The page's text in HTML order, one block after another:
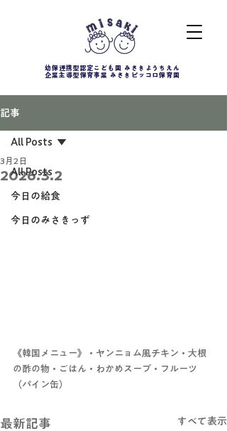
幼保連携型認定こども園 みさきようちえん
企業主導型保育事業 みさきピッコロ保育園
記事
All Posts
今日の給食
今日のみさきっず
All Posts
2026.3.2
3月2日
《韓国メニュー》・ヤンニョム風チキン・大根
の酢の物・ごはん・わかめスープ・フルーツ
（パイン缶）
最新記事 すべて表示